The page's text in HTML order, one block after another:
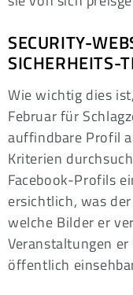
SECURITY-
SICHERHEITS-
Wie wichtig dies
Februar für
auffindbare Profil
Kriterien
Facebook-Profils
ersichtlich, was
welche Bilder er
Veranstaltungen
öffentlich